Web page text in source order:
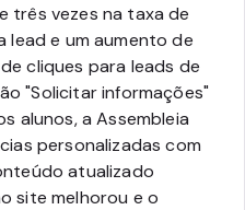
três vezes na taxa de
lead e um aumento de
cliques para leads de
"Solicitar informações"
alunos, a Assembleia
personalizadas com
atualizado
site melhorou e o